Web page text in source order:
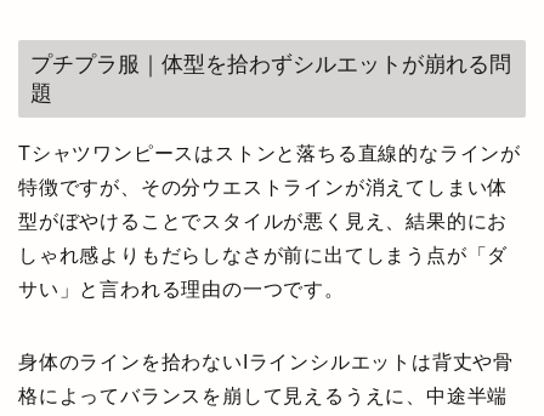
プチプラ服｜体型を拾わずシルエットが崩れる問
題
Tシャツワンピースはストンと落ちる直線的なラインが
特徴ですが、その分ウエストラインが消えてしまい体
型がぼやけることでスタイルが悪く見え、結果的にお
しゃれ感よりもだらしなさが前に出てしまう点が「ダ
サい」と言われる理由の一つです。
身体のラインを拾わないIラインシルエットは背丈や骨
格によってバランスを崩して見えるうえに、中途半端